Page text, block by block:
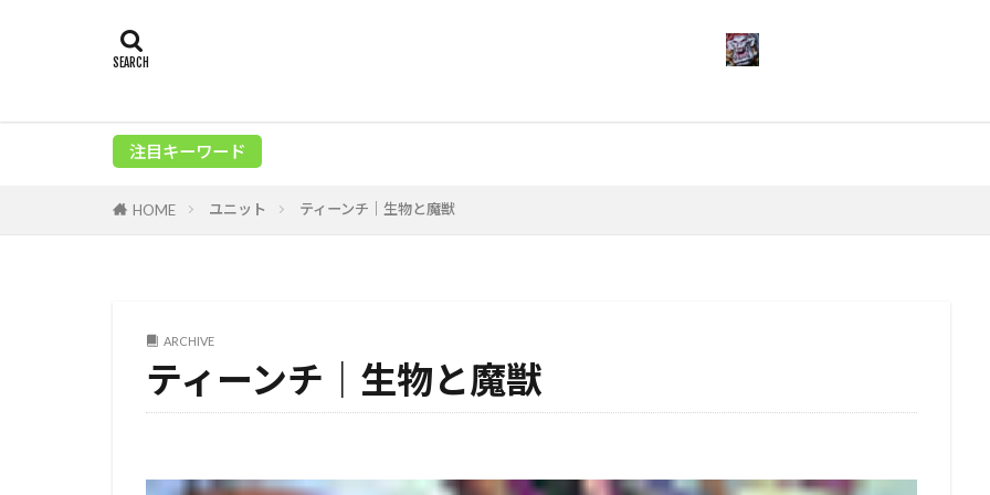
注目キーワード
HOME ユニット ティーンチ｜生物と魔獣
ARCHIVE
ティーンチ｜生物と魔獣